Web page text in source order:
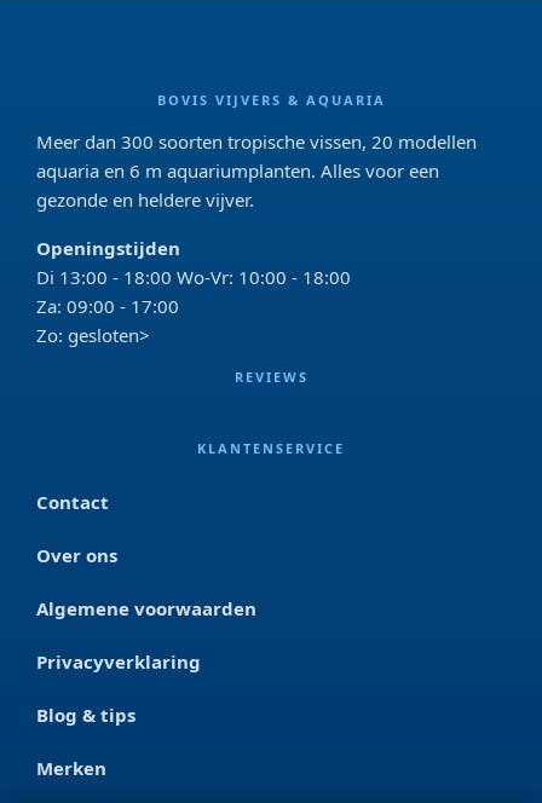
BOVIS VIJVERS & AQUARIA
Meer dan 300 soorten tropische vissen, 20 modellen
aquaria en 6 m aquariumplanten. Alles voor een
gezonde en heldere vijver.
Openingstijden
Di 13:00 - 18:00 Wo-Vr: 10:00 - 18:00
Za: 09:00 - 17:00
Zo: gesloten>
REVIEWS
KLANTENSERVICE
Contact
Over ons
Algemene voorwaarden
Privacyverklaring
Blog & tips
Merken